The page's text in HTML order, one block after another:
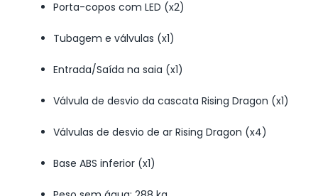
Porta-copos com LED (x2)
Tubagem e válvulas (x1)
Entrada/Saída na saia (x1)
Válvula de desvio da cascata Rising Dragon (x1)
Válvulas de desvio de ar Rising Dragon (x4)
Base ABS inferior (x1)